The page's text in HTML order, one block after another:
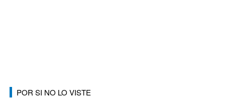
POR SI NO LO VISTE